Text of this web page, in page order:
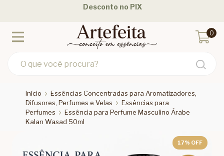
Desconto no PIX
0
Início
Essências Concentradas para Aromatizadores,
Difusores, Perfumes e Velas
Essências para
Perfumes
Essência para Perfume Masculino Árabe
Kalan Wasad 50ml
17% OFF